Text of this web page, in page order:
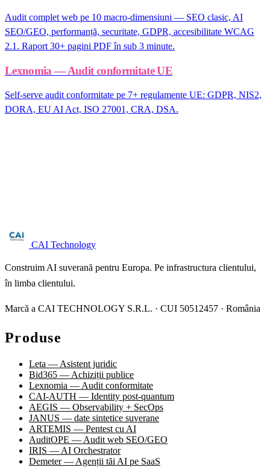
Audit complet web pe 10 macro-dimensiuni — SEO clasic, AI
SEO/GEO, performanță, securitate, GDPR, accesibilitate WCAG
2.1. Raport 30+ pagini PDF în sub 3 minute.
Lexnomia — Audit conformitate UE
Self-serve audit conformitate pe 7+ regulamente UE: GDPR, NIS2,
DORA, EU AI Act, ISO 27001, CRA, DSA.
CAI Technology
Construim AI suverană pentru Europa. Pe infrastructura clientului,
în limba clientului.
Marcă a CAI TECHNOLOGY S.R.L. · CUI 50512457 · România
Produse
Leta — Asistent juridic
Bid365 — Achiziții publice
Lexnomia — Audit conformitate
CAI-AUTH — Identity post-quantum
AEGIS — Observability + SecOps
JANUS — date sintetice suverane
ARTEMIS — Pentest cu AI
AuditOPE — Audit web SEO/GEO
IRIS — AI Orchestrator
Demeter — Agenții tăi AI pe SaaS